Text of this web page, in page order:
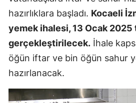
hazırlıklara başladı. Kocaeli
yemek ihalesi, 13 Ocak 2025
gerçekleştirilecek. İhale
öğün iftar ve bin öğün sahur
hazırlanacak.